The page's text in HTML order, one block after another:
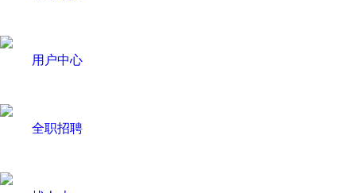
用户中心
全职招聘